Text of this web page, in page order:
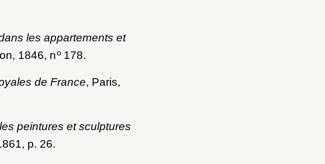
les appartements et
1846, no178.
de France, Paris,
peintures et sculptures
p. 26.